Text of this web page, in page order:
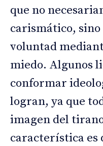
que no
carismático,
voluntad
miedo. Algunos
conformar
logran, ya que
imagen del
característica es